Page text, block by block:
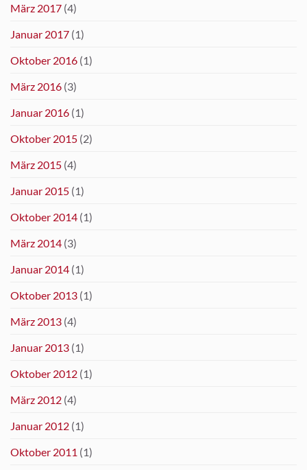
März 2017 (4)
Januar 2017 (1)
Oktober 2016 (1)
März 2016 (3)
Januar 2016 (1)
Oktober 2015 (2)
März 2015 (4)
Januar 2015 (1)
Oktober 2014 (1)
März 2014 (3)
Januar 2014 (1)
Oktober 2013 (1)
März 2013 (4)
Januar 2013 (1)
Oktober 2012 (1)
März 2012 (4)
Januar 2012 (1)
Oktober 2011 (1)